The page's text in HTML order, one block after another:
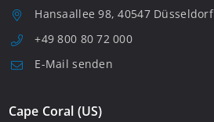
Hansaallee 98, 40547 Düsseldorf
+49 800 80 72 000
E-Mail senden
Cape Coral (US)